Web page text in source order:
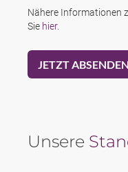
Nähere Informationen
Sie hier.
Unsere